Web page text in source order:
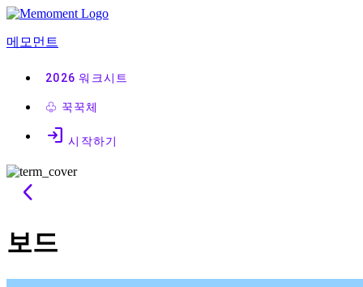
콘
츠
메모먼트
2026 워크시트
♧ 꾹꾹체
login 시작하기
arrow_back_ios
보드